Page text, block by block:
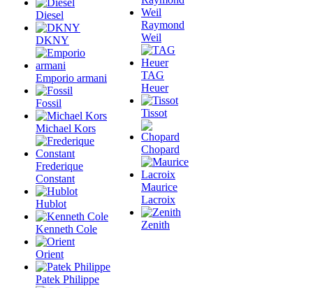
Diesel
DKNY
Emporio armani
Fossil
Michael Kors
Frederique
Constant
Hublot
Kenneth Cole
Orient
Patek Philippe
Raymond
Weil
TAG
Heuer
Tissot
Chopard
Maurice
Lacroix
Zenith